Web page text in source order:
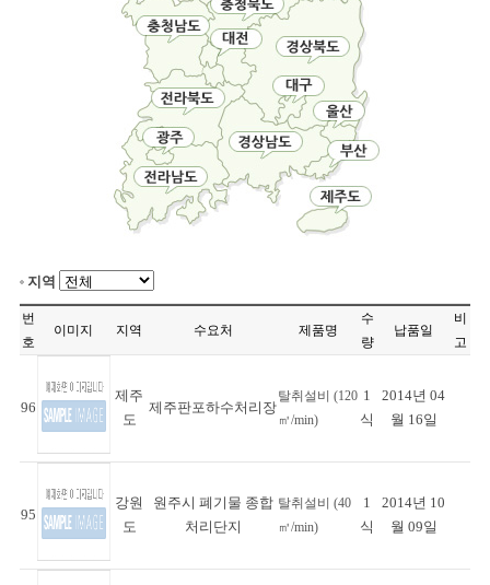
지역
번
호
이미지 지역 수요처 제품명
수
량
납품일
비
고
96
제주
도
제주판포하수처리장
탈취설비 (120
㎥/min)
1
식
2014년 04
월 16일
95
강원
도
원주시 폐기물 종합
처리단지
탈취설비 (40
㎥/min)
1
식
2014년 10
월 09일